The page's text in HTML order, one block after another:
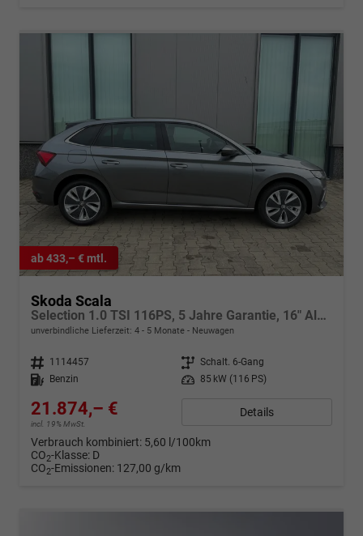
ab 433,– € mtl.
Skoda Scala
Selection 1.0 TSI 116PS, 5 Jahre Garantie, 16" Alufelgen, Parksensoren hinten, FULL-LED-Scheinwerfer, Winter-Paket, Climatronic, NSW, Infotainment 8", Wireless SmartLink, Tempomat, M-Lederlenkrad
unverbindliche Lieferzeit: 4 - 5 Monate Neuwagen
Fahrzeugnr. 1114457 Getriebe Schalt. 6-Gang
Kraftstoff
Benzin Leistung 85 kW (116 PS)
21.874,– €
incl. 19% MwSt.
Details
Verbrauch kombiniert: 5,60 l/100km
CO2-Klasse: D
CO2-Emissionen: 127,00 g/km